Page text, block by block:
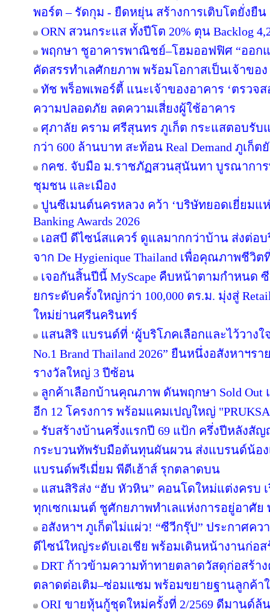
พอร์ต – รัดกุม - ยืดหยุ่น สร้างการเติบโตยั่งยื
ORN สวนกระแส ทั้งปีโต 20% ตุน Backlog
พฤกษา ชูอาคารพาณิชย์–โฮมออฟฟิศ “ออก
คัดสรรทำเลศักยภาพ พร้อมโอกาสเป็นเจ้าของ
ทัช พร็อพเพอร์ตี้ แนะเจ้าของอาคาร ‘ตรวจ
ความปลอดภัย ลดความเสี่ยงผู้ใช้อาคาร
ศุภาลัย คราม ศรีสุนทร ภูเก็ต กระแสตอบรับ
กว่า 600 ล้านบาท สะท้อน Real Demand ภูเก็ต
กคช. จับมือ ม.ราชภัฏสวนสุนันทา บูรณากา
ชุมชน และเมือง
ปูนซีเมนต์นครหลวง คว้า ‘บริษัทยอดเยี่ยมแห่
Banking Awards 2026
เอสบี ดีไซน์สแควร์ ดูแลมากกว่าบ้าน ส่งต่อ
จาก De Hygienique Thailand เพื่อคุณภาพชี
เจอกันสิ้นปีนี้ MyScape คืบหน้าตามกำหนด
ยกระดับครั้งใหญ่กว่า 100,000 ตร.ม. มุ่งสู่
ใหม่ย่านศรีนครินทร์
แสนสิริ แบรนด์ที่ ‘ผู้บริโภคเลือกและไว้วางใ
No.1 Brand Thailand 2026” ยืนหนึ่งอสังหาฯร
รางวัลใหญ่ 3 ปีซ้อน
ลูกค้าเลือกบ้านคุณภาพ ดันพฤกษา Sold Out
อีก 12 โครงการ พร้อมแคมเปญใหญ่ "PRUKSA
รับสร้างบ้านครึ่งแรกปี 69 แป้ก ครึ่งปีหลัง
กระบวนทัพรับมือต้นทุนผันผวน ส่งแบรนด์น้อง
แบรนด์พรีเมี่ยม พีดีเฮ้าส์ รุกตลาดบน
แสนสิริส่ง “ฮับ หัวหิน” คอนโดใหม่แต่งครบ
ทุกเซกเมนต์ ชูศักยภาพทำเลแห่งการอยู่อาศั
อสังหาฯ ภูเก็ตไม่แผ่ว! “ซีวีกรุ๊ป” ประกาศคว
ดีไซน์ใหญ่ระดับเอเชีย พร้อมเดินหน้างานก่อส
DRT ก้าวข้ามความท้าทายตลาดวัสดุก่อสร้า
ตลาดต่อเติม–ซ่อมแซม พร้อมขยายฐานลูกค้
ORI ขายหุ้นกู้ชุดใหม่ครั้งที่ 2/2569 ดีมานด์ล้